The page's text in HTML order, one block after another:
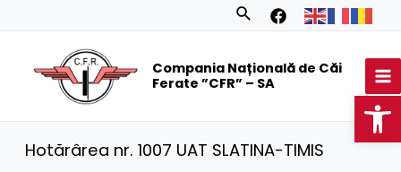
Search
Compania Națională de Căi
Ferate ”CFR” – SA
Hotărârea nr. 1007 UAT SLATINA-TIMIS